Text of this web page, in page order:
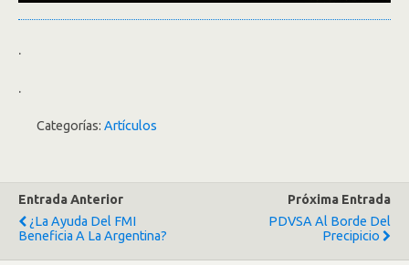
.
.
Categorías: Artículos
Entrada Anterior
¿La Ayuda Del FMI
Beneficia A La Argentina?
Próxima Entrada
PDVSA Al Borde Del
Precipicio